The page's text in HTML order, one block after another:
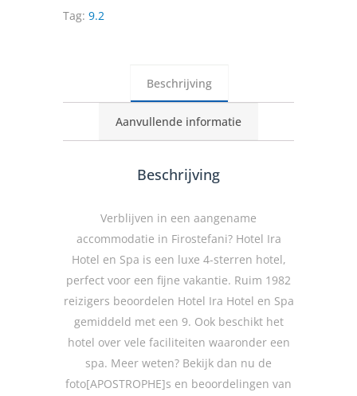
Tag: 9.2
Beschrijving
Aanvullende informatie
Beschrijving
Verblijven in een aangename
accommodatie in Firostefani? Hotel Ira
Hotel en Spa is een luxe 4-sterren hotel,
perfect voor een fijne vakantie. Ruim 1982
reizigers beoordelen Hotel Ira Hotel en Spa
gemiddeld met een 9. Ook beschikt het
hotel over vele faciliteiten waaronder een
spa. Meer weten? Bekijk dan nu de
foto[APOSTROPHE]s en beoordelingen van